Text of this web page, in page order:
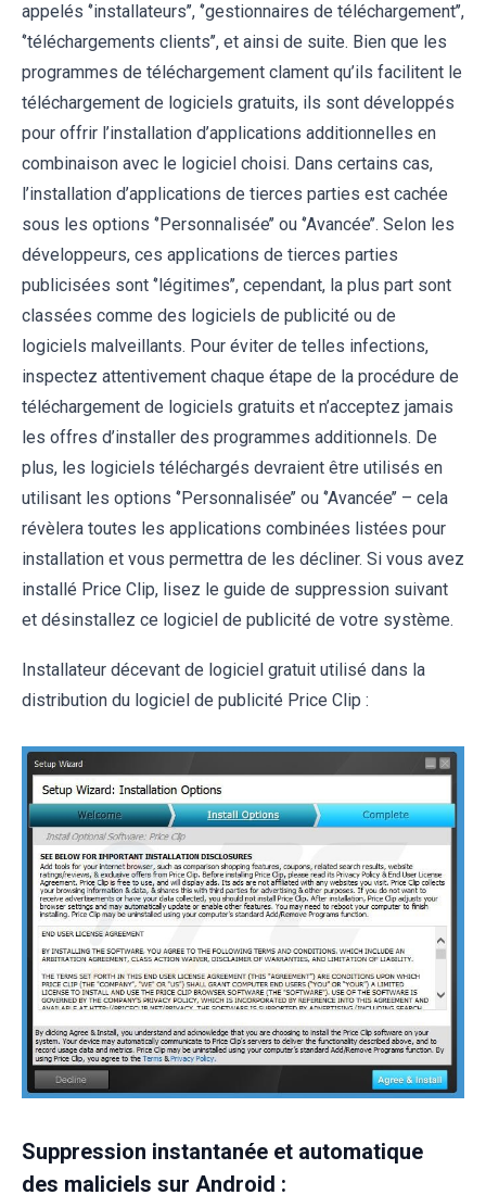
appelés ‘’installateurs’’, ‘’gestionnaires de téléchargement’’,
‘’téléchargements clients’’, et ainsi de suite. Bien que les
programmes de téléchargement clament qu’ils facilitent le
téléchargement de logiciels gratuits, ils sont développés
pour offrir l’installation d’applications additionnelles en
combinaison avec le logiciel choisi. Dans certains cas,
l’installation d’applications de tierces parties est cachée
sous les options ‘’Personnalisée’’ ou ‘’Avancée’’. Selon les
développeurs, ces applications de tierces parties
publicisées sont ‘’légitimes’’, cependant, la plus part sont
classées comme des logiciels de publicité ou de
logiciels malveillants. Pour éviter de telles infections,
inspectez attentivement chaque étape de la procédure de
téléchargement de logiciels gratuits et n’acceptez jamais
les offres d’installer des programmes additionnels. De
plus, les logiciels téléchargés devraient être utilisés en
utilisant les options ‘’Personnalisée’’ ou ‘’Avancée’’ – cela
révèlera toutes les applications combinées listées pour
installation et vous permettra de les décliner. Si vous avez
installé Price Clip, lisez le guide de suppression suivant
et désinstallez ce logiciel de publicité de votre système.
Installateur décevant de logiciel gratuit utilisé dans la
distribution du logiciel de publicité Price Clip :
Suppression instantanée et automatique
des maliciels sur Android :